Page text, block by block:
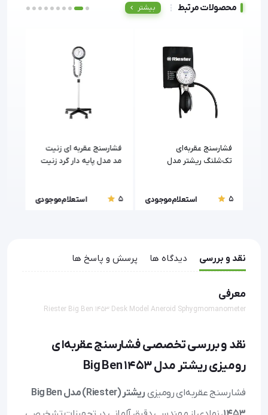
محصولات مرتبط بیشتر
فشارسنج عقربه‌ای
تک‌شلنگ ریشتر مدل
5 استعلام موجودی
فشارسنج عقربه ای زنیت
مد مدل پایه دار گرد زنیت
5
استعلام موجودی
نقد و بررسی دیدگاه ها پرسش و پاسخ ها
معرفی
Riester Big Ben 1453 Desk Model Aneroid Sphygmomanometer
نقد و بررسی تخصصی فشارسنج عقربه‌ای
رومیزی ریشتر مدل Big Ben 1453
فشارسنج عقربه‌ای رومیزی
ریشتر (Riester) مدل Big Ben